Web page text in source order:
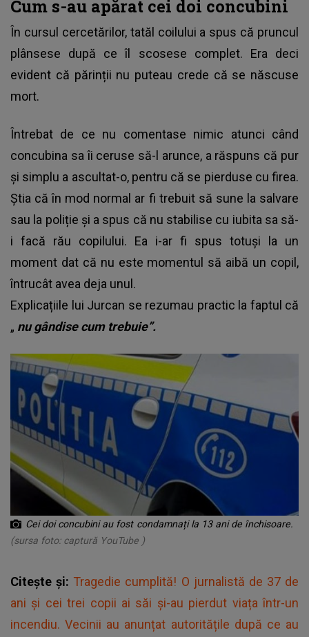
Cum s-au apărat cei doi concubini
În cursul cercetărilor, tatăl coilului a spus că pruncul
plânsese după ce îl scosese complet. Era deci
evident că părinții nu puteau crede că se născuse
mort.
Întrebat de ce nu comentase nimic atunci când
concubina sa îi ceruse să-l arunce, a răspuns că pur
și simplu a ascultat-o, pentru că se pierduse cu firea.
Știa că în mod normal ar fi trebuit să sune la salvare
sau la poliție și a spus că nu stabilise cu iubita sa să-
i facă rău copilului. Ea i-ar fi spus totuși la un
moment dat că nu este momentul să aibă un copil,
întrucât avea deja unul.
Explicațiile lui Jurcan se rezumau practic la faptul că
„ nu gândise cum trebuie”.
Cei doi concubini au fost condamnați la 13 ani de închisoare.
(sursa foto: captură YouTube )
Citește și: Tragedie cumplită! O jurnalistă de 37 de
ani și cei trei copii ai săi și-au pierdut viața într-un
incendiu. Vecinii au anunțat autoritățile după ce au